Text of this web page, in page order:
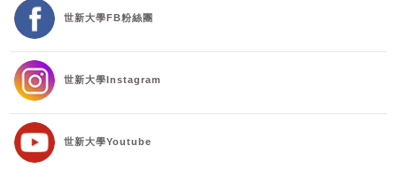
世新大學FB粉絲團
世新大學Instagram
世新大學Youtube